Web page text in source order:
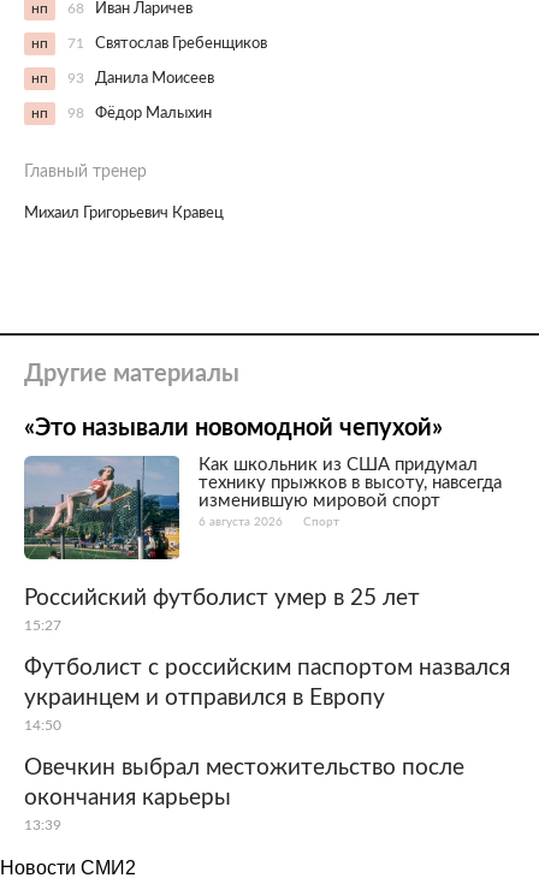
нп 68 Иван Ларичев
нп 71 Святослав Гребенщиков
нп 93 Данила Моисеев
нп 98 Фёдор Малыхин
Главный тренер
Михаил Григорьевич Кравец
Другие материалы
«Это называли новомодной чепухой»
Как школьник из США придумал
технику прыжков в высоту, навсегда
изменившую мировой спорт
6 августа 2026 Спорт
Российский футболист умер в 25 лет
15:27
Футболист с российским паспортом назвался
украинцем и отправился в Европу
14:50
Овечкин выбрал местожительство после
окончания карьеры
13:39
Новости СМИ2